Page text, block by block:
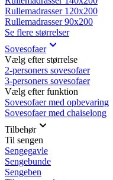
Rullemadrasser 120x200
Rullemadrasser 90x200
Se flere størrelser
Sovesofaer
Vælg efter størrelse
2-personers sovesofaer
3-personers sovesofaer
Vælg efter funktion
Sovesofaer med opbevaring
Sovesofaer med chaiselong
Tilbehør
Til sengen
Sengegavle
Sengebunde
Sengeben